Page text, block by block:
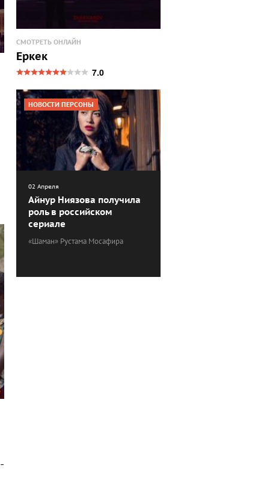
-
СМОТРЕТЬ ОНЛАЙН
Еркек
7.0
НОВОСТИ ПЕРСОНЫ
02 Апреля
Айнур Ниязова получила
роль в российском
сериале
«Шаман» Рустама Мосафира